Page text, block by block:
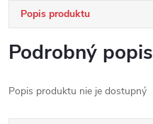
Popis produktu
Podrobný popis
Popis produktu nie je dostupný